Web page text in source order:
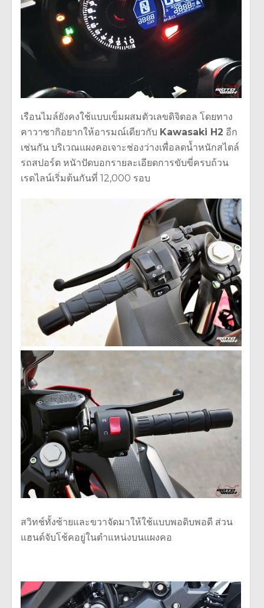
เรือนไมล์ยังคงใช้แบบเข็มผสมตัวเลขดิจิตอล โดยทาง
คาวาซากิอยากให้อารมณ์เดียวกับ Kawasaki H2 อีก
เช่นกัน บริเวณแผงคอเจาะช่องว่างเพื่อลดน้ำหนักสไตล์
รถสปอร์ต หนัาปัดบอกรายละเอียดการขับขี่ครบถ้วน
เรดไลน์เริ่มต้นกันที่ 12,000 รอบ
สวิทช์ทั้งซ้ายและขวาจัดมาให้ใช้แบบพอดิบพอดี ส่วน
แฮนด์จับโช้คอยู่ในตำแหน่งบนแผงคอ